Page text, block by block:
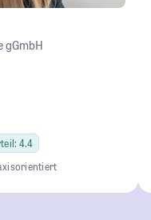
gGmbH
4.4